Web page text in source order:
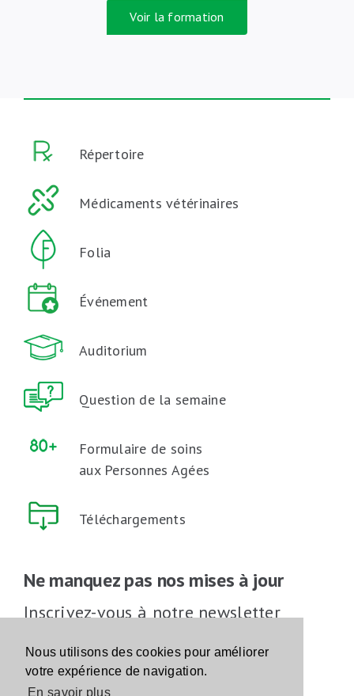
Nous utilisons des cookies pour améliorer
votre expérience de navigation.
En savoir plus
Voir la formation
Répertoire
Médicaments vétérinaires
Folia
Événement
Auditorium
Question de la semaine
Formulaire de soins
aux Personnes Agées
Téléchargements
Ne manquez pas nos mises à jour
Inscrivez-vous à notre newsletter
Inscrivez-vous